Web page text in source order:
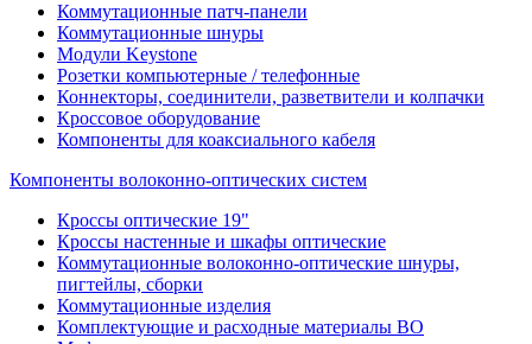
Коммутационные патч-панели
Коммутационные шнуры
Модули Keystone
Розетки компьютерные / телефонные
Коннекторы, соединители, разветвители и колпачки
Кроссовое оборудование
Компоненты для коаксиального кабеля
Компоненты волоконно-оптических систем
Кроссы оптические 19"
Кроссы настенные и шкафы оптические
Коммутационные волоконно-оптические шнуры,
пигтейлы, сборки
Коммутационные изделия
Комплектующие и расходные материалы ВО